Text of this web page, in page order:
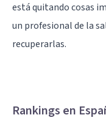
está quitando cosas
un profesional de la
recuperarlas.
Rankings en